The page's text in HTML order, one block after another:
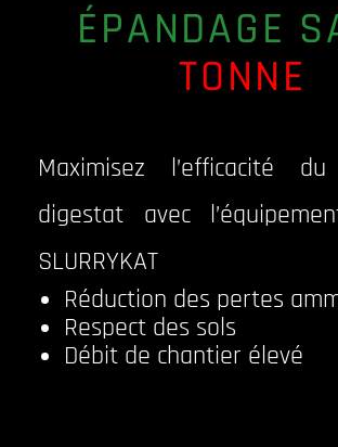
ÉPANDAGE
TONNE
Maximisez l’efficacité
digestat avec
SLURRYKAT
Réduction des pertes
Respect des sols
Débit de chantier élevé